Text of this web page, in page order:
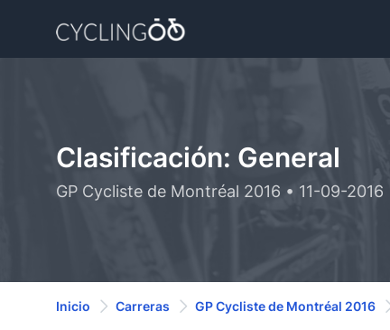
Clasificación: General
GP Cycliste de Montréal 2016 • 11-09-2016
Inicio Carreras GP Cycliste de Montréal 2016